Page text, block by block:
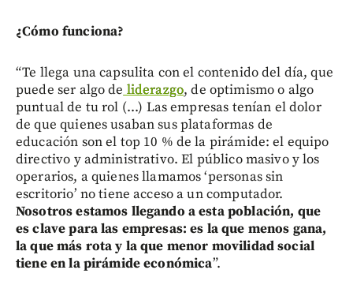
¿Cómo funciona?
“Te llega una capsulita con el contenido del día, que
puede ser algo de liderazgo, de optimismo o algo
puntual de tu rol (...) Las empresas tenían el dolor
de que quienes usaban sus plataformas de
educación son el top 10 % de la pirámide: el equipo
directivo y administrativo. El público masivo y los
operarios, a quienes llamamos ‘personas sin
escritorio’ no tiene acceso a un computador.
Nosotros estamos llegando a esta población, que
es clave para las empresas: es la que menos gana,
la que más rota y la que menor movilidad social
tiene en la pirámide económica”.